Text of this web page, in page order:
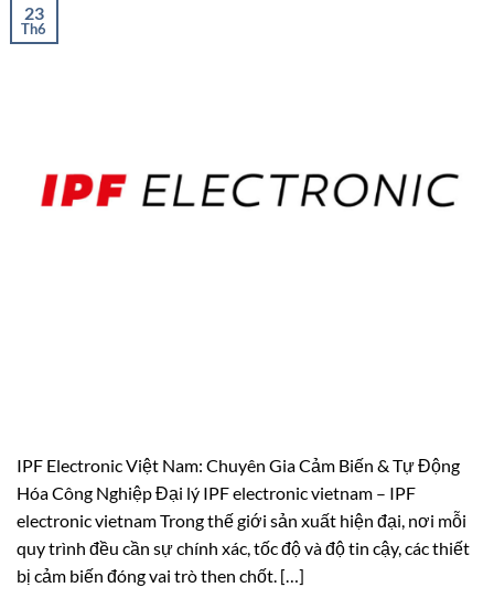
23
Th6
IPF Electronic Việt Nam: Chuyên Gia Cảm Biến & Tự Động
Hóa Công Nghiệp Đại lý IPF electronic vietnam – IPF
electronic vietnam Trong thế giới sản xuất hiện đại, nơi mỗi
quy trình đều cần sự chính xác, tốc độ và độ tin cậy, các thiết
bị cảm biến đóng vai trò then chốt. […]